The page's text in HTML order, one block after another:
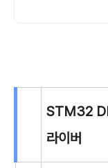
STM32
라이버